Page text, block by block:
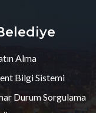
Alma
Bilgi Sistemi
Durum Sorgulama